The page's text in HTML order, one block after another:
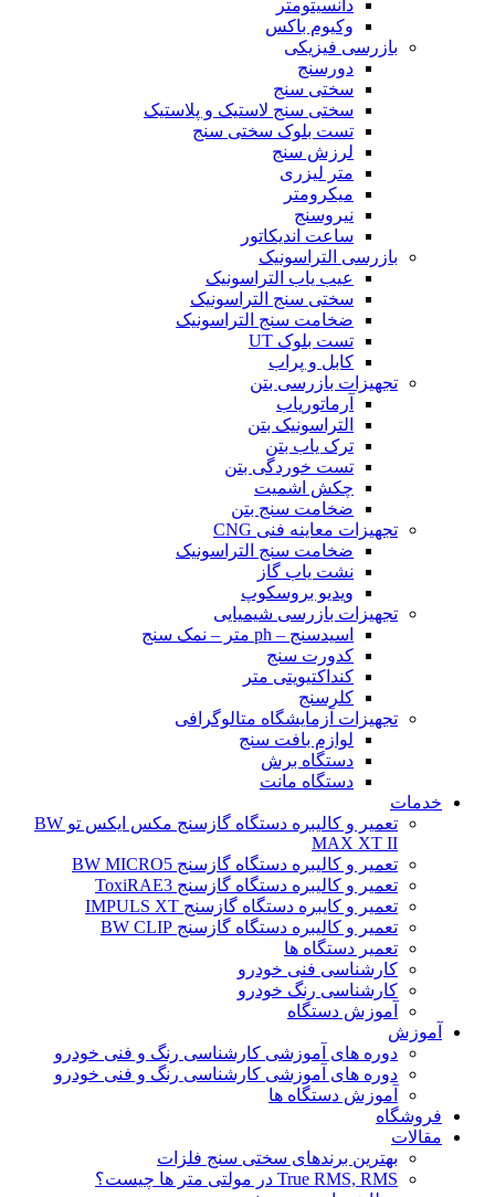
دانسیتومتر
وکیوم باکس
بازرسی فیزیکی
دورسنج
سختی سنج
سختی سنج لاستیک و پلاستیک
تست بلوک سختی سنج
لرزش سنج
متر لیزری
میکرومتر
نیروسنج
ساعت اندیکاتور
بازرسی التراسونیک
عیب یاب التراسونیک
سختی سنج التراسونیک
ضخامت سنج التراسونیک
تست بلوک UT
کابل و پراب
تجهیزات بازرسی بتن
آرماتوریاب
التراسونیک بتن
ترک یاب بتن
تست خوردگی بتن
چکش اشمیت
ضخامت سنج بتن
تجهیزات معاینه فنی CNG
ضخامت سنج التراسونیک
نشت یاب گاز
ویدیو بروسکوپ
تجهیزات بازرسی شیمیایی
اسیدسنج – ph متر – نمک سنج
کدورت سنج
کنداکتیویتی متر
کلرسنج
تجهیزات آزمایشگاه متالوگرافی
لوازم بافت سنج
دستگاه برش
دستگاه مانت
خدمات
تعمیر و کالیبره دستگاه گازسنج مکس ایکس تو BW
MAX XT II
تعمیر و کالیبره دستگاه گازسنج BW MICRO5
تعمیر و کالیبره دستگاه گازسنج ToxiRAE3
تعمیر و کایبره دستگاه گازسنج IMPULS XT
تعمیر و کالیبره دستگاه گازسنج BW CLIP
تعمیر دستگاه ها
کارشناسی فنی خودرو
کارشناسی رنگ خودرو
آموزش دستگاه
آموزش
دوره های آموزشی کارشناسی رنگ و فنی خودرو
دوره های آموزشی کارشناسی رنگ و فنی خودرو
آموزش دستگاه ها
فروشگاه
مقالات
بهترین برندهای سختی سنج فلزات
True RMS, RMS در مولتی متر ها چیست؟